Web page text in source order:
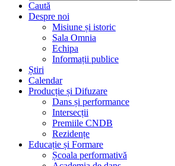
Caută
Despre noi
Misiune și istoric
Sala Omnia
Echipa
Informații publice
Știri
Calendar
Producție și Difuzare
Dans și performance
Intersecții
Premiile CNDB
Rezidențe
Educație și Formare
Școala performativă